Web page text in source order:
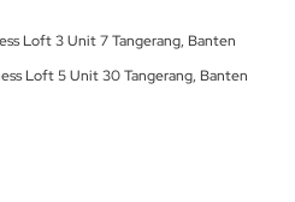
i
Loft 3 Unit 7 Tangerang, Banten
Loft 5 Unit 30 Tangerang, Banten